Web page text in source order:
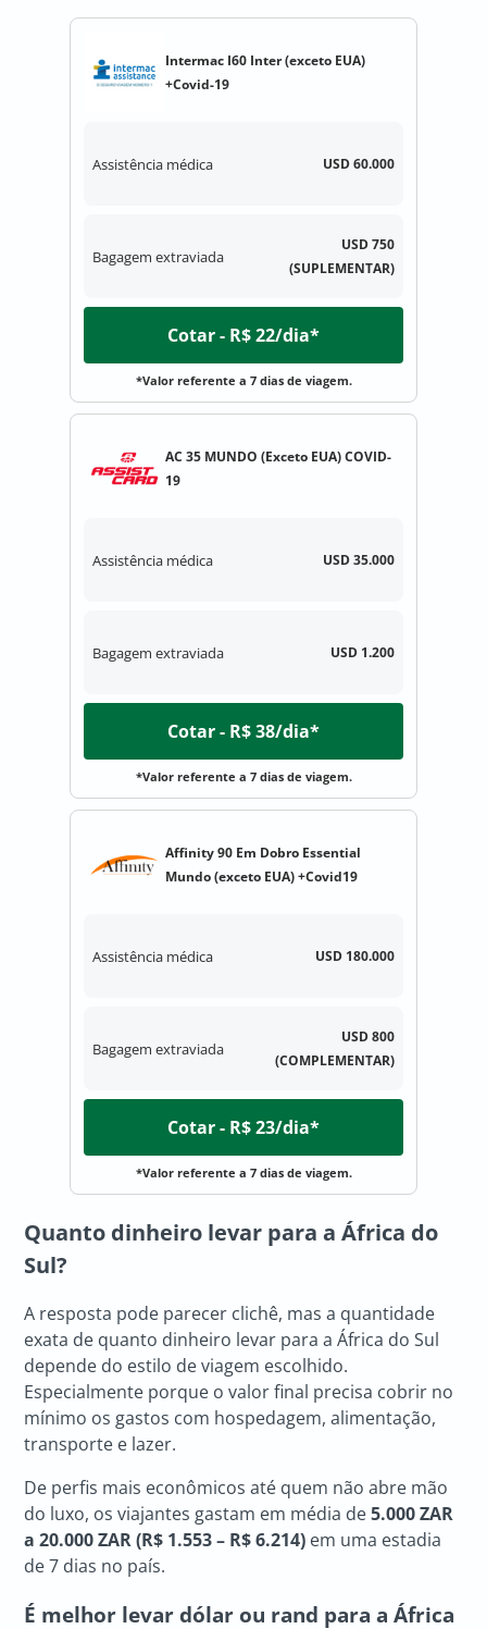
Intermac I60 Inter (exceto EUA)
+Covid-19
Assistência médica USD 60.000
Bagagem extraviada
USD 750
(SUPLEMENTAR)
Cotar - R$ 22/dia*
*Valor referente a 7 dias de viagem.
AC 35 MUNDO (Exceto EUA) COVID-
19
Assistência médica USD 35.000
Bagagem extraviada USD 1.200
Cotar - R$ 38/dia*
*Valor referente a 7 dias de viagem.
Affinity 90 Em Dobro Essential
Mundo (exceto EUA) +Covid19
Assistência médica USD 180.000
Bagagem extraviada
USD 800
(COMPLEMENTAR)
Cotar - R$ 23/dia*
*Valor referente a 7 dias de viagem.
Quanto dinheiro levar para a África do
Sul?
A resposta pode parecer clichê, mas a quantidade
exata de quanto dinheiro levar para a África do Sul
depende do estilo de viagem escolhido.
Especialmente porque o valor final precisa cobrir no
mínimo os gastos com hospedagem, alimentação,
transporte e lazer.
De perfis mais econômicos até quem não abre mão
do luxo, os viajantes gastam em média de5.000 ZAR
a 20.000 ZAR (R$ 1.553 – R$ 6.214) em uma estadia
de 7 dias no país.
É melhor levar dólar ou rand para a África